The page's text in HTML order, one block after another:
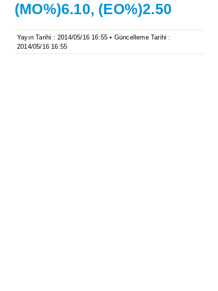
(MO%)6.10, (EO%)2.50
Yayın Tarihi : 2014/05/16 16:55 • Güncelleme Tarihi :
2014/05/16 16:55